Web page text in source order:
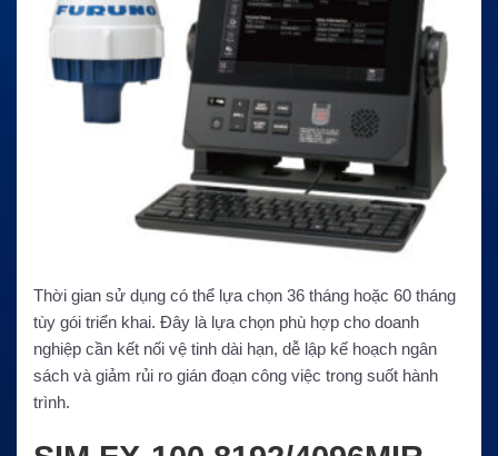
Thời gian sử dụng có thể lựa chọn 36 tháng hoặc 60 tháng
tùy gói triển khai. Đây là lựa chọn phù hợp cho doanh
nghiệp cần kết nối vệ tinh dài hạn, dễ lập kế hoạch ngân
sách và giảm rủi ro gián đoạn công việc trong suốt hành
trình.